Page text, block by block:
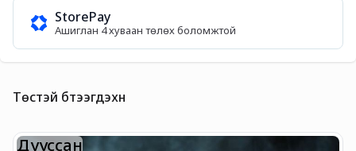
StorePay
Ашиглан 4 хуваан төлөх боломжтой
Төстэй бүтээгдэхүүн
Дууссан